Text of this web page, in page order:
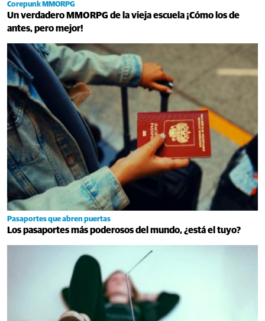
Corepunk MMORPG
Un verdadero MMORPG de la vieja escuela ¡Cómo los de
antes, pero mejor!
Pasaportes que abren puertas
Los pasaportes más poderosos del mundo, ¿está el tuyo?